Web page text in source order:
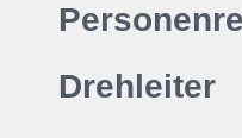
Drehleiter